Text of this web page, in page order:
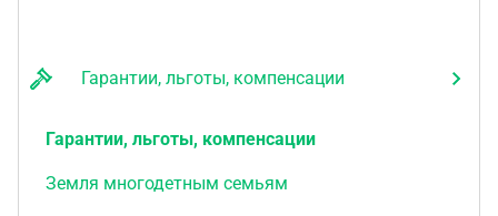
Гарантии, льготы, компенсации
Гарантии, льготы, компенсации
Земля многодетным семьям